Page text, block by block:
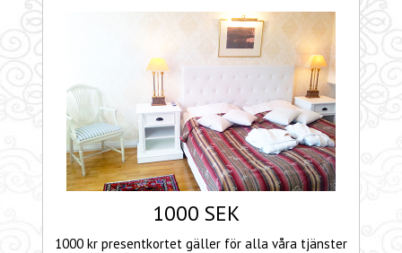
1000 SEK
1000 kr presentkortet gäller för alla våra tjänster